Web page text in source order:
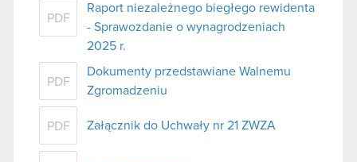
PDF
Raport niezależnego biegłego rewidenta
- Sprawozdanie o wynagrodzeniach
2025 r.
PDF
Dokumenty przedstawiane Walnemu
Zgromadzeniu
PDF Załącznik do Uchwały nr 21 ZWZA